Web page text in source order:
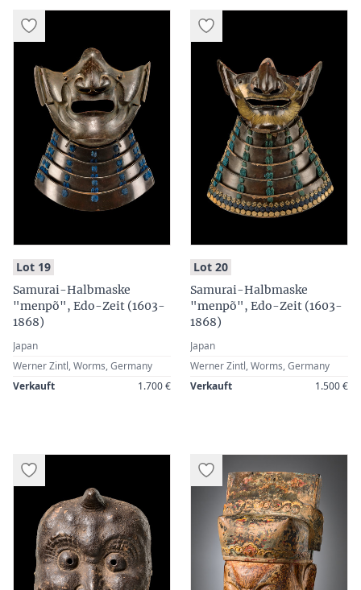
Lot 19:
Samurai-Halbmaske
"menpõ", Edo-Zeit (1603-
1868)
Japan
Werner Zintl, Worms, Germany
Verkauft
1.700 €
Lot 20:
Samurai-Halbmaske
"menpõ", Edo-Zeit (1603-
1868)
Japan
Werner Zintl, Worms, Germany
Verkauft
1.500 €